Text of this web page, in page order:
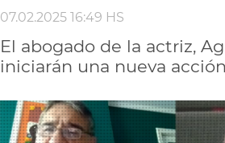
07.02.2025 16:49 HS
El abogado de la actriz,
iniciarán una nueva